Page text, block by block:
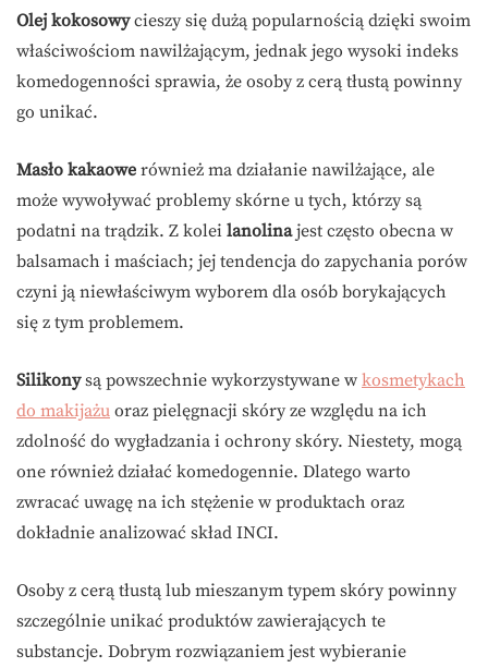
Olej kokosowycieszy się dużą popularnością dzięki swoim
właściwościom nawilżającym, jednak jego wysoki indeks
komedogenności sprawia, że osoby z cerą tłustą powinny
go unikać.
Masło kakaowe również ma działanie nawilżające, ale
może wywoływać problemy skórne u tych, którzy są
podatni na trądzik. Z kolei lanolinajest często obecna w
balsamach i maściach; jej tendencja do zapychania porów
czyni ją niewłaściwym wyborem dla osób borykających
się z tym problemem.
Silikonysą powszechnie wykorzystywane w kosmetykach
do makijażu oraz pielęgnacji skóry ze względu na ich
zdolność do wygładzania i ochrony skóry. Niestety, mogą
one również działać komedogennie. Dlatego warto
zwracać uwagę na ich stężenie w produktach oraz
dokładnie analizować skład INCI.
Osoby z cerą tłustą lub mieszanym typem skóry powinny
szczególnie unikać produktów zawierających te
substancje. Dobrym rozwiązaniem jest wybieranie